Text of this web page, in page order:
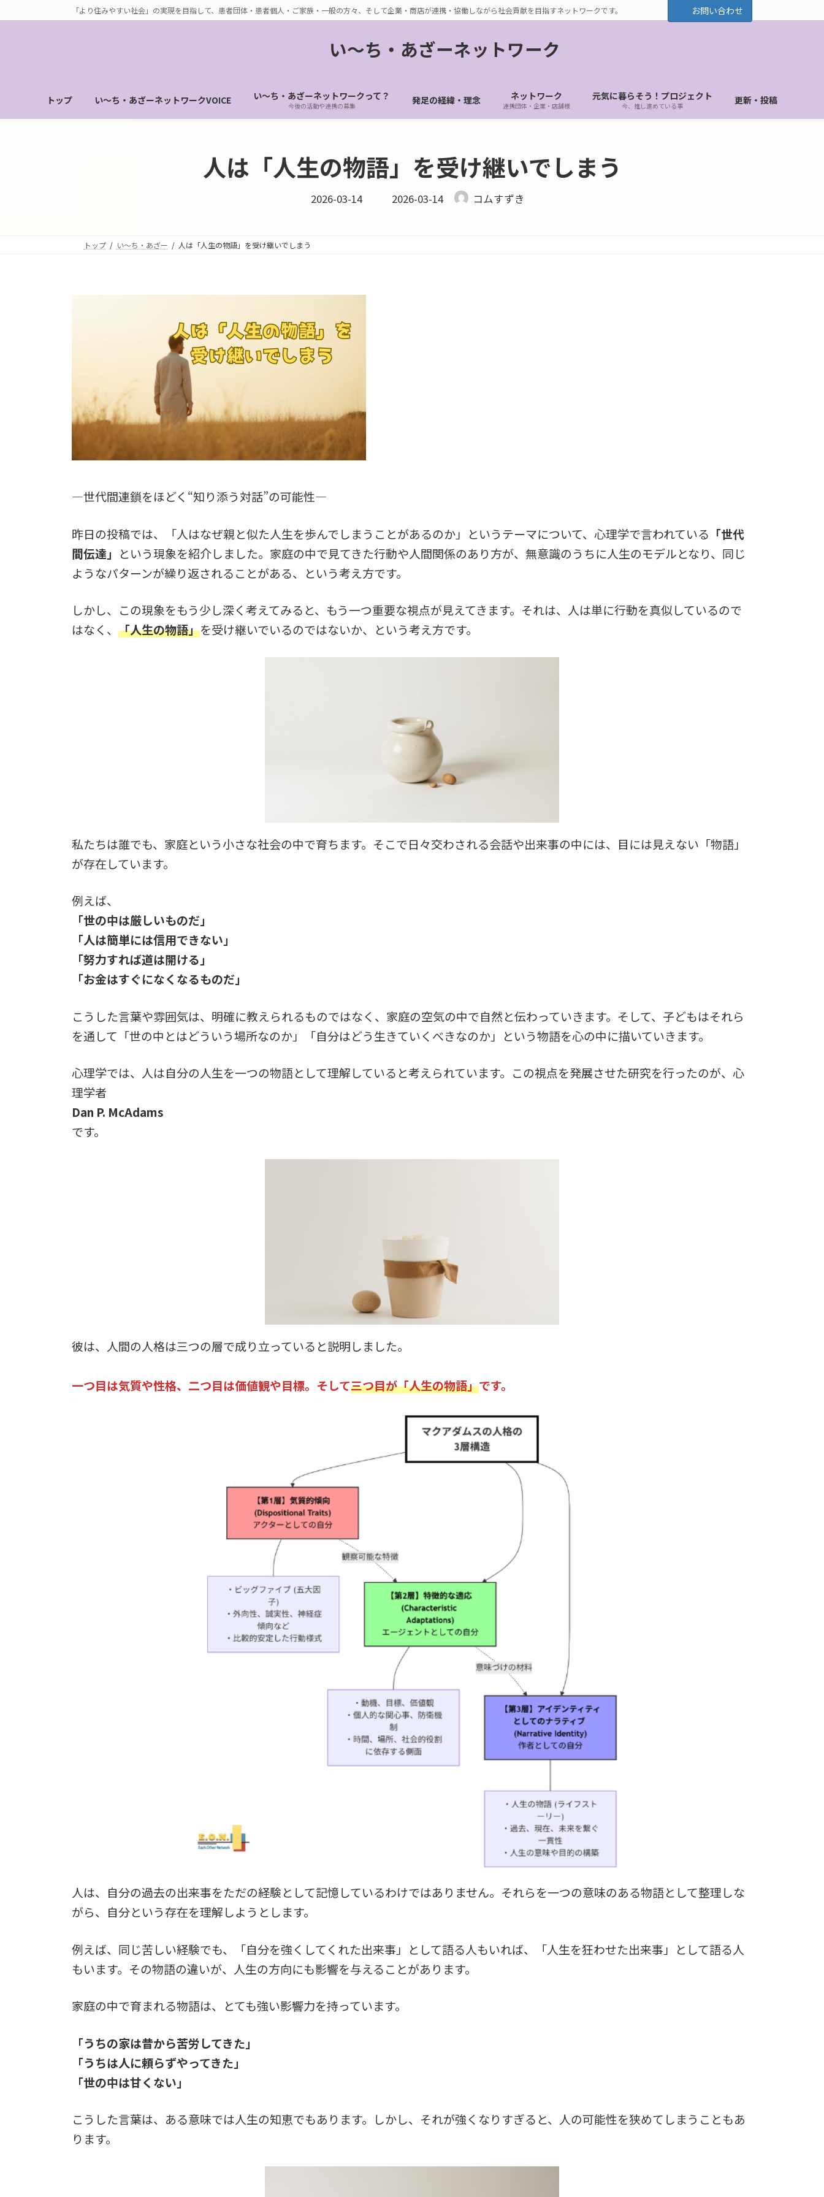
ン
キ
ビ
に
「より住みやすい社会」の実現を目指して、患者団体・患者個人・ご家族・一般の方々、そして企業・商店が連携・協働しながら社会貢献を目指すネットワークです。 お問い合わせ
い〜ち・あざーネットワーク
トップ い～ち・あざーネットワークVOICE い～ち・あざーネットワークって？
今後の活動や連携の募集 発足の経緯・理念 ネットワーク
連携団体・企業・店舗様
元気に暮らそう！プロジェクト
今、推し進めている事 更新・投稿
人は「人生の物語」を受け継いでしまう
2026-03-14 最
終
2026-03-14 コムすずき
トップ い～ち・あざー 人は「人生の物語」を受け継いでしまう
―世代間連鎖をほどく“知り添う対話”の可能性―
昨日の投稿では、「人はなぜ親と似た人生を歩んでしまうことがあるのか」というテーマについて、心理学で言われている 「世代
間伝達」 という現象を紹介しました。家庭の中で見てきた行動や人間関係のあり方が、無意識のうちに人生のモデルとなり、同じ
ようなパターンが繰り返されることがある、という考え方です。
しかし、この現象をもう少し深く考えてみると、もう一つ重要な視点が見えてきます。それは、人は単に行動を真似しているので
はなく、 「人生の物語」を受け継いでいるのではないか、という考え方です。
私たちは誰でも、家庭という小さな社会の中で育ちます。そこで日々交わされる会話や出来事の中には、目には見えない「物語」
が存在しています。
例えば、
「世の中は厳しいものだ」
「人は簡単には信用できない」
「努力すれば道は開ける」
「お金はすぐになくなるものだ」
こうした言葉や雰囲気は、明確に教えられるものではなく、家庭の空気の中で自然と伝わっていきます。そして、子どもはそれら
を通して「世の中とはどういう場所なのか」「自分はどう生きていくべきなのか」という物語を心の中に描いていきます。
心理学では、人は自分の人生を一つの物語として理解していると考えられています。この視点を発展させた研究を行ったのが、心
理学者
Dan P. McAdams
です。
彼は、人間の人格は三つの層で成り立っていると説明しました。
一つ目は気質や性格、二つ目は価値観や目標。そして三つ目が「人生の物語」です。
人は、自分の過去の出来事をただの経験として記憶しているわけではありません。それらを一つの意味のある物語として整理しな
がら、自分という存在を理解しようとします。
例えば、同じ苦しい経験でも、「自分を強くしてくれた出来事」として語る人もいれば、「人生を狂わせた出来事」として語る人
もいます。その物語の違いが、人生の方向にも影響を与えることがあります。
家庭の中で育まれる物語は、とても強い影響力を持っています。
「うちの家は昔から苦労してきた」
「うちは人に頼らずやってきた」
「世の中は甘くない」
こうした言葉は、ある意味では人生の知恵でもあります。しかし、それが強くなりすぎると、人の可能性を狭めてしまうこともあ
ります。